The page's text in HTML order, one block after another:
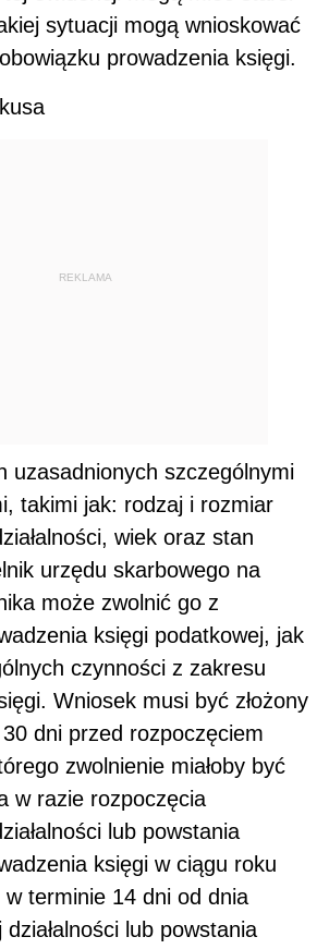
sytuacji mogą wnioskować
prowadzenia księgi.
REKLAMA
uzasadnionych szczególnymi
takimi jak: rodzaj i rozmiar
wiek oraz stan
urzędu skarbowego na
może zwolnić go z
księgi podatkowej, jak
czynności z zakresu
Wniosek musi być złożony
dni przed rozpoczęciem
zwolnienie miałoby być
w razie rozpoczęcia
lub powstania
księgi w ciągu roku
terminie 14 dni od dnia
lub powstania